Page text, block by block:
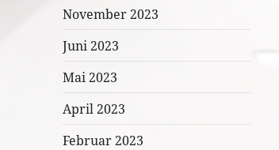
November 2023
Juni 2023
Mai 2023
April 2023
Februar 2023